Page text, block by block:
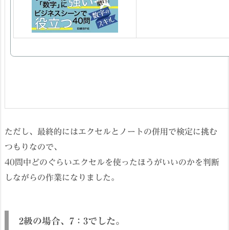
ただし、最終的にはエクセルとノートの併用で検定に挑む
つもりなので、
40問中どのぐらいエクセルを使ったほうがいいのかを判断
しながらの作業になりました。
2級の場合、7：3でした。